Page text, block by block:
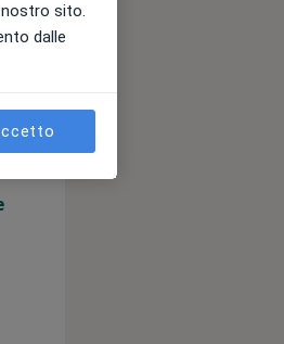
sito.
dalle